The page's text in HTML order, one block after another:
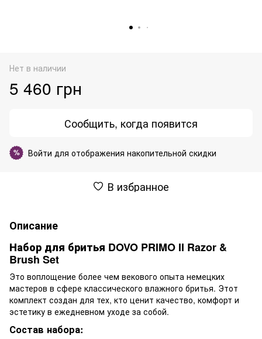
Нет в наличии
5 460 грн
Сообщить, когда появится
% Войти для отображения накопительной скидки
В избранное
Описание
Набор для бритья DOVO PRIMO II Razor &
Brush Set
Это воплощение более чем векового опыта немецких
мастеров в сфере классического влажного бритья. Этот
комплект создан для тех, кто ценит качество, комфорт и
эстетику в ежедневном уходе за собой.
Состав набора: